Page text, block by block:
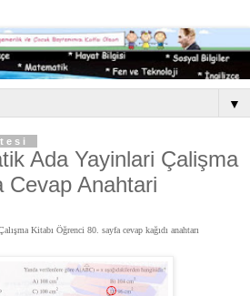
▼
Ada Yayinlari Çalişma
Cevap Anahtari
Kitabı Öğrenci 80. sayfa cevap kağıdı anahtarı